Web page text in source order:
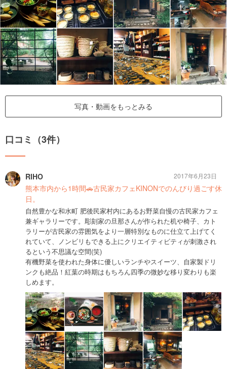
写真・動画をもっとみる
口コミ（3件）
RIHO
熊本市内から1時間🚗古民家カフェKINONでのんびり過ごす休
日。
自然豊かな和水町 肥後民家村内にあるお野菜自慢の古民家カフェ
兼ギャラリーです。彫刻家の旦那さんが作られた机や椅子、カト
ラリーが古民家の雰囲気をより一層特別なものに仕立て上げてく
れていて、ノンビリもできる上にクリエイティビティが刺激され
るという不思議な空間(笑)
有機野菜を使われた身体に優しいランチやスイーツ、自家製ドリ
ンクも絶品！紅葉の時期はもちろん四季の微妙な移り変わりも楽
しめます。
2017年6月23日